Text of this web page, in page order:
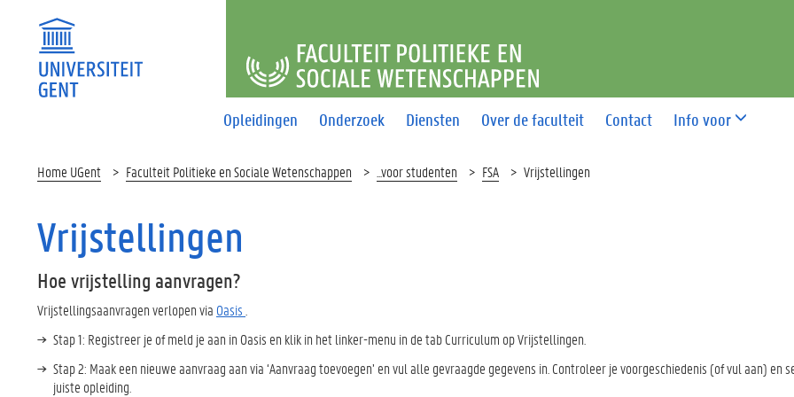
Opleidingen Onderzoek Diensten Over de faculteit Contact Info voor
FACULTEIT POLITIEKE EN SOCIALE
Home UGent Faculteit Politieke en Sociale Wetenschappen ...voor studenten FSA Vrijstellingen
Vrijstellingen
Hoe vrijstelling aanvragen?
Vrijstellingsaanvragen verlopen via Oasis
Stap 1: Registreer je of meld je aan in Oasis en klik in het linker-menu in de tab Curriculum op Vrijstellingen.
Stap 2: Maak een nieuwe aanvraag aan via ‘Aanvraag toevoegen’ en vul alle gevraagde gegevens in. Controleer je voorgeschiedenis (of vul aan) en
juiste opleiding.